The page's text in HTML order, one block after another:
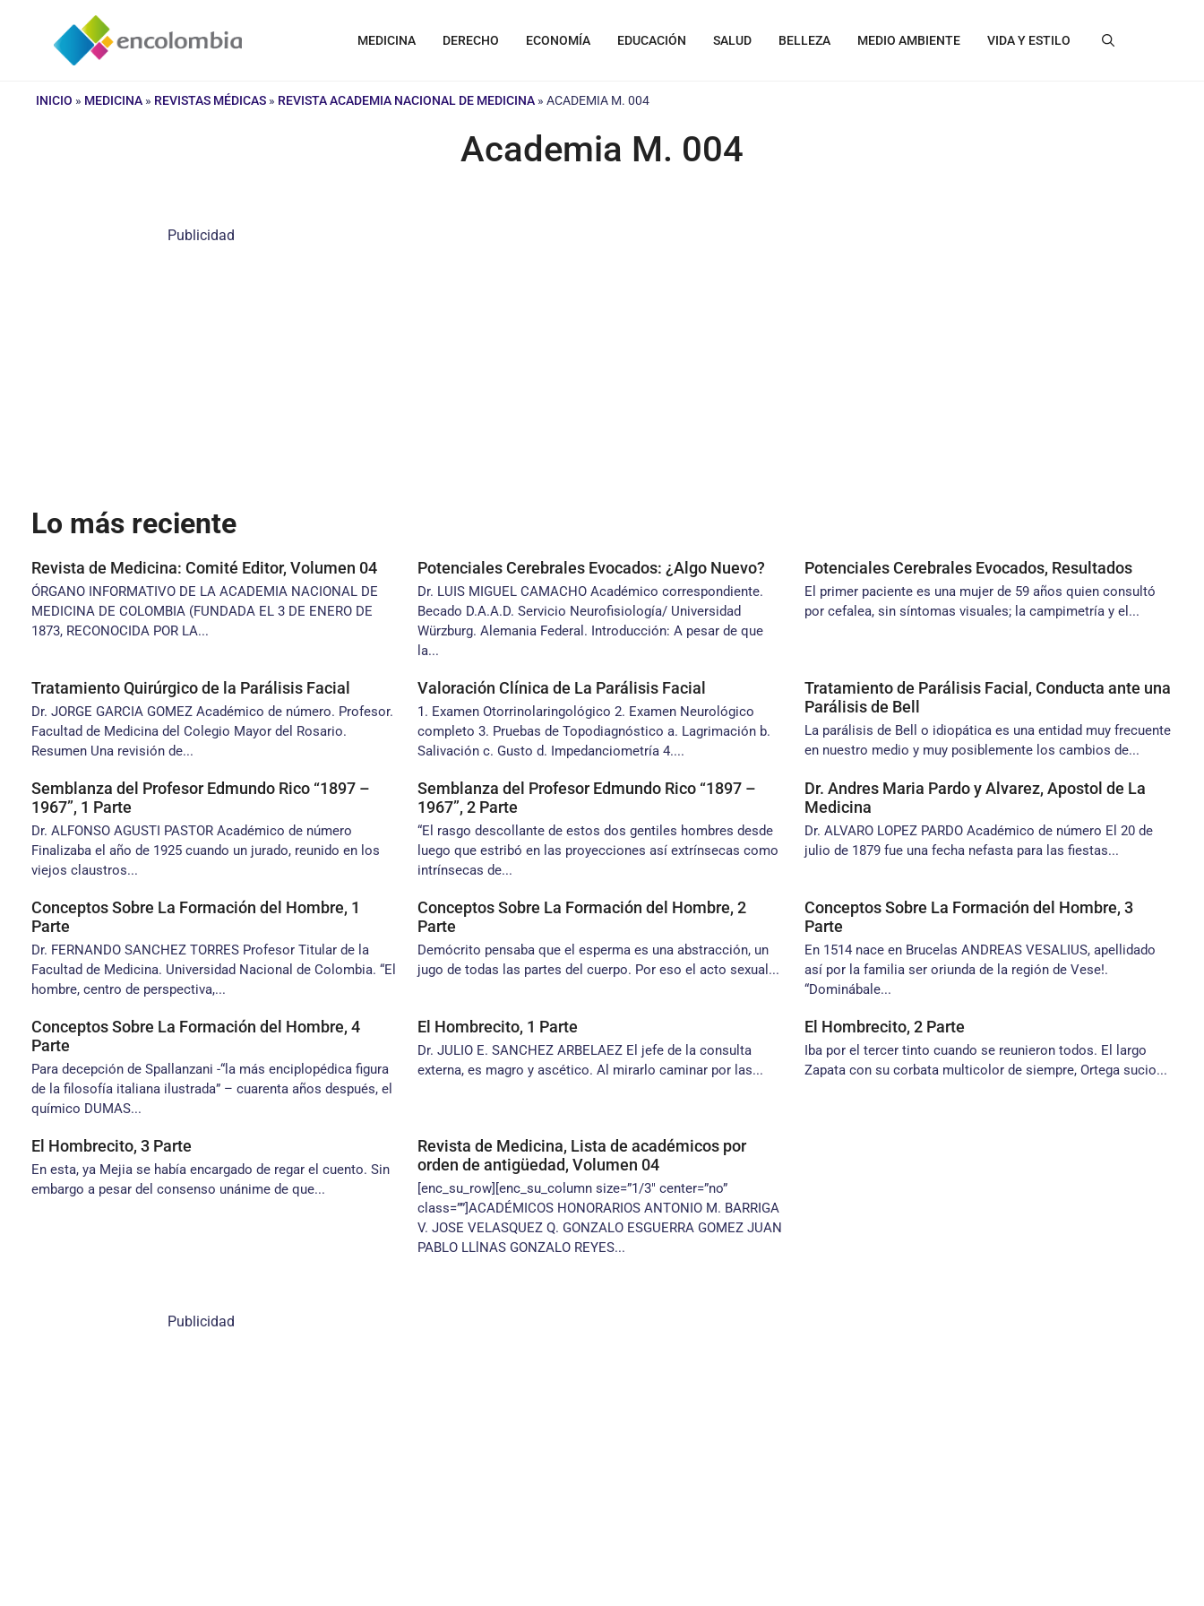
contenido
MEDICINA DERECHO ECONOMÍA EDUCACIÓN SALUD BELLEZA MEDIO AMBIENTE VIDA Y ESTILO
INICIO » MEDICINA » REVISTAS MÉDICAS » REVISTA ACADEMIA NACIONAL DE MEDICINA » ACADEMIA M. 004
Academia M. 004
Publicidad
Lo más reciente
Revista de Medicina: Comité Editor, Volumen 04
ÓRGANO INFORMATIVO DE LA ACADEMIA NACIONAL DE
MEDICINA DE COLOMBIA (FUNDADA EL 3 DE ENERO DE
1873, RECONOCIDA POR LA...
Potenciales Cerebrales Evocados: ¿Algo Nuevo?
Dr. LUIS MIGUEL CAMACHO Académico correspondiente.
Becado D.A.A.D. Servicio Neurofisiología/ Universidad
Würzburg. Alemania Federal. Introducción: A pesar de que
la...
Potenciales Cerebrales Evocados, Resultados
El primer paciente es una mujer de 59 años quien consultó
por cefalea, sin síntomas visuales; la campimetría y el...
Tratamiento Quirúrgico de la Parálisis Facial
Dr. JORGE GARCIA GOMEZ Académico de número. Profesor.
Facultad de Medicina del Colegio Mayor del Rosario.
Resumen Una revisión de...
Valoración Clínica de La Parálisis Facial
1. Examen Otorrinolaringológico 2. Examen Neurológico
completo 3. Pruebas de Topodiagnóstico a. Lagrimación b.
Salivación c. Gusto d. Impedanciometría 4....
Tratamiento de Parálisis Facial, Conducta ante una
Parálisis de Bell
La parálisis de Bell o idiopática es una entidad muy frecuente
en nuestro medio y muy posiblemente los cambios de...
Semblanza del Profesor Edmundo Rico “1897 –
1967”, 1 Parte
Dr. ALFONSO AGUSTI PASTOR Académico de número
Finalizaba el año de 1925 cuando un jurado, reunido en los
viejos claustros...
Semblanza del Profesor Edmundo Rico “1897 –
1967”, 2 Parte
“El rasgo descollante de estos dos gentiles hombres desde
luego que estribó en las proyecciones así extrínsecas como
intrínsecas de...
Dr. Andres Maria Pardo y Alvarez, Apostol de La
Medicina
Dr. ALVARO LOPEZ PARDO Académico de número El 20 de
julio de 1879 fue una fecha nefasta para las fiestas...
Conceptos Sobre La Formación del Hombre, 1
Parte
Dr. FERNANDO SANCHEZ TORRES Profesor Titular de la
Facultad de Medicina. Universidad Nacional de Colombia. “El
hombre, centro de perspectiva,...
Conceptos Sobre La Formación del Hombre, 2
Parte
Demócrito pensaba que el esperma es una abstracción, un
jugo de todas las partes del cuerpo. Por eso el acto sexual...
Conceptos Sobre La Formación del Hombre, 3
Parte
En 1514 nace en Brucelas ANDREAS VESALIUS, apellidado
así por la familia ser oriunda de la región de Vese!.
“Dominábale...
Conceptos Sobre La Formación del Hombre, 4
Parte
Para decepción de Spallanzani -“la más enciplopédica figura
de la filosofía italiana ilustrada” – cuarenta años después, el
químico DUMAS...
El Hombrecito, 1 Parte
Dr. JULIO E. SANCHEZ ARBELAEZ El jefe de la consulta
externa, es magro y ascético. Al mirarlo caminar por las...
El Hombrecito, 2 Parte
Iba por el tercer tinto cuando se reunieron todos. El largo
Zapata con su corbata multicolor de siempre, Ortega sucio...
El Hombrecito, 3 Parte
En esta, ya Mejia se había encargado de regar el cuento. Sin
embargo a pesar del consenso unánime de que...
Revista de Medicina, Lista de académicos por
orden de antigüedad, Volumen 04
[enc_su_row][enc_su_column size=”1/3″ center=”no”
class=””]ACADÉMICOS HONORARIOS ANTONIO M. BARRIGA
V. JOSE VELASQUEZ Q. GONZALO ESGUERRA GOMEZ JUAN
PABLO LLlNAS GONZALO REYES...
Publicidad